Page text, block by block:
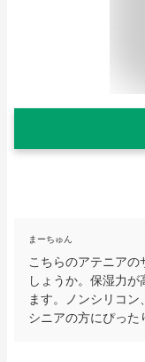
まーちゅん
こちらのアテニア
しょうか。保湿力
ます。ノンシリコ
シニアの方にぴった